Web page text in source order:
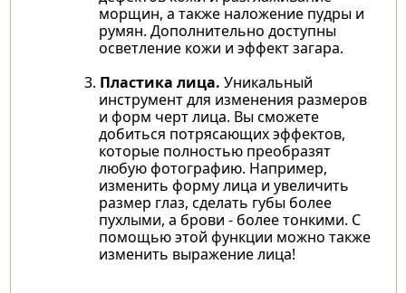
морщин, а также наложение пудры и
румян. Дополнительно доступны
осветление кожи и эффект загара.
Пластика лица. Уникальный
инструмент для изменения размеров
и форм черт лица. Вы сможете
добиться потрясающих эффектов,
которые полностью преобразят
любую фотографию. Например,
изменить форму лица и увеличить
размер глаз, сделать губы более
пухлыми, а брови - более тонкими. С
помощью этой функции можно также
изменить выражение лица!